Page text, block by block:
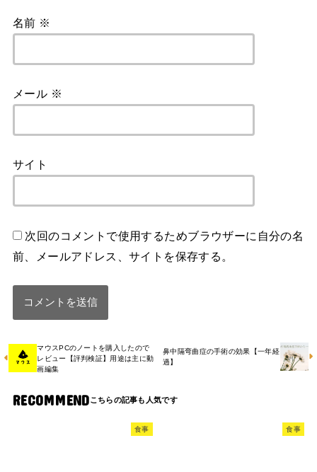
名前 ※
メール ※
サイト
次回のコメントで使用するためブラウザーに自分の名
前、メールアドレス、サイトを保存する。
マウスPCのノートを購入したので
レビュー【評判検証】用途は主に動
画編集
鼻中隔弯曲症の手術の効果【一年経
過】
RECOMMEND
食事 食事